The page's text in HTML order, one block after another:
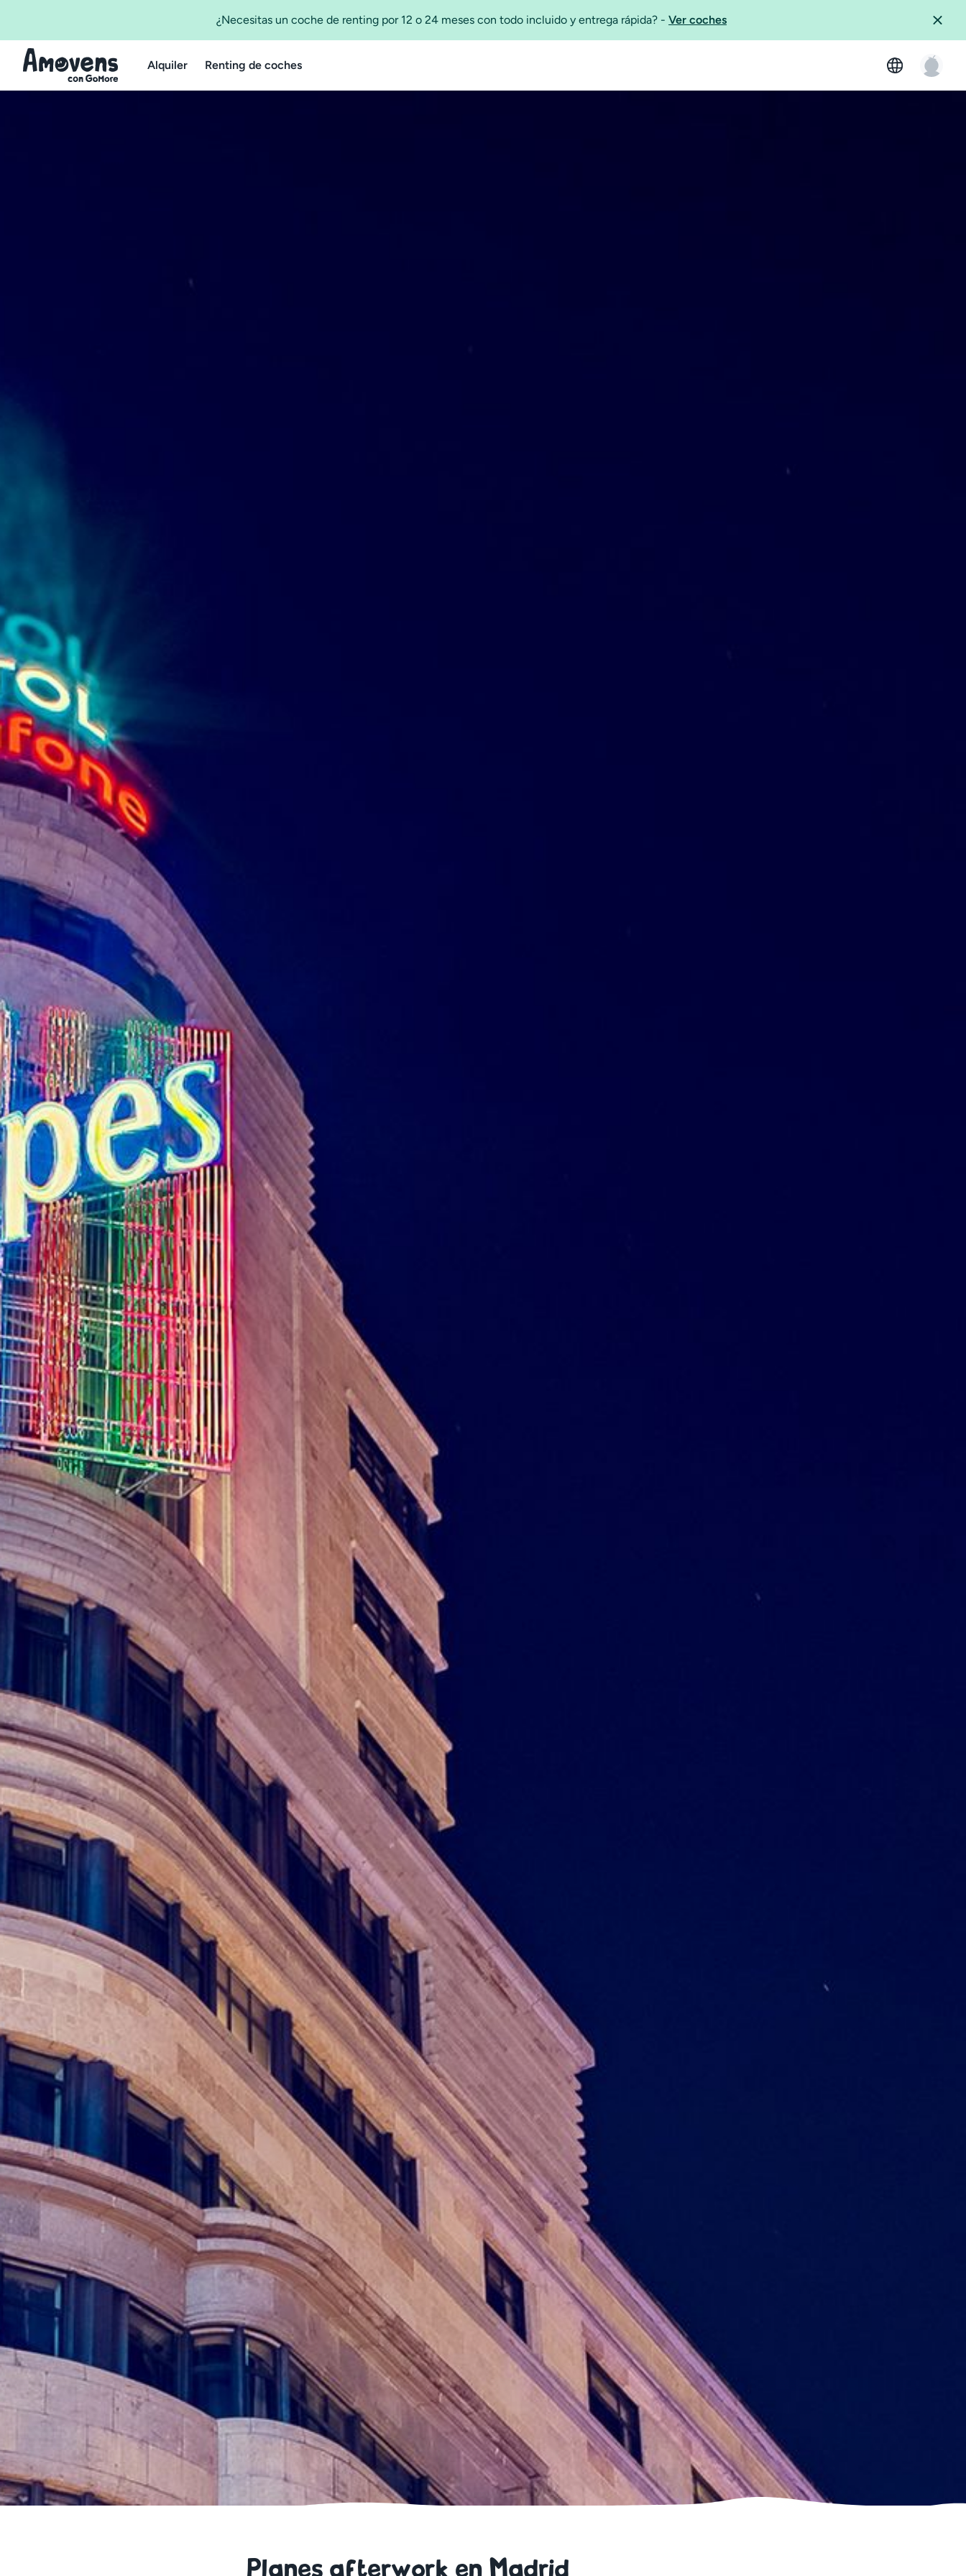
¿Necesitas un coche de renting por 12 o 24 meses con todo incluido y entrega rápida? - Ver coches
Alquiler Renting de coches
Planes afterwork en Madrid